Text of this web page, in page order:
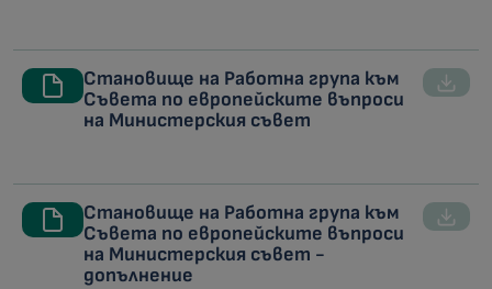
Становище на Работна група към
Съвета по европейските въпроси
на Министерския съвет
Становище на Работна група към
Съвета по европейските въпроси
на Министерския съвет -
допълнение